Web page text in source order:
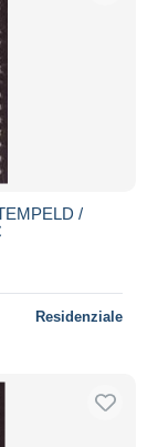
/
Residenziale